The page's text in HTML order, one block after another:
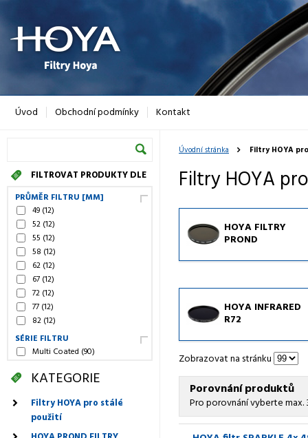
Úvodní stránka Filtry HOYA
Filtry HOYA
HOYA FILTRY
PROND
HOYA INFRARED
R72
Zobrazovat na stránku
Porovnání produktů
Pro porovnání vyberte max.
FILTROVAT PRODUKTY DLE
PRŮMĚR FILTRU [MM]
49 (12)
52 (12)
55 (12)
58 (12)
62 (12)
67 (12)
72 (12)
77 (12)
82 (12)
SÉRIE FILTRU
Multi Coated (90)
KATEGORIE
Filtry HOYA pro stálé
použití
Úvod Obchodní podmínky Kontakt